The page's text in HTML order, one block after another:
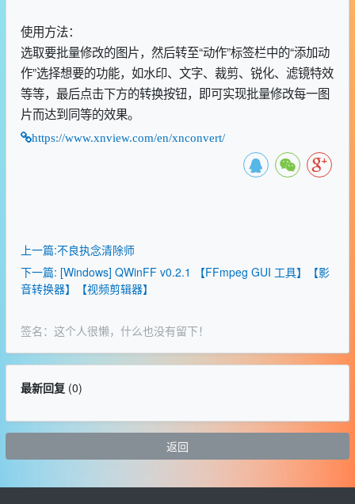
使用方法：
选取要批量修改的图片，然后转至“动作”标签栏中的“添加动
作”选择想要的功能，如水印、文字、裁剪、锐化、滤镜特效
等等，最后点击下方的转换按钮，即可实现批量修改每一图
片而达到同等的效果。
https://www.xnview.com/en/xnconvert/
上一篇:不良执念清除师
下一篇: [Windows] QWinFF v0.2.1 【FFmpeg GUI 工具】【影
音转换器】【视频剪辑器】
签名：这个人很懒，什么也没有留下！
最新回复(0)
返回